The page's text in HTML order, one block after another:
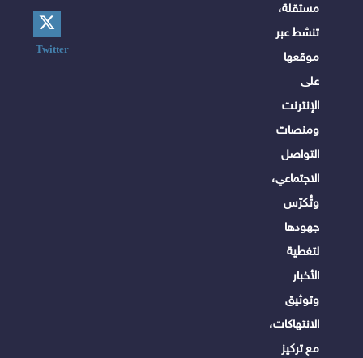
مستقلة،
تنشط عبر
موقعها
على
الإنترنت
ومنصات
التواصل
الاجتماعي،
وتُكرّس
جهودها
لتغطية
الأخبار
وتوثيق
الانتهاكات،
مع تركيز
Twitter